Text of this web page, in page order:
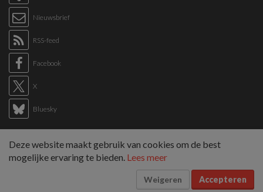
Nieuwsbrief
RSS-feed
Facebook
X
Bluesky
Sitemap
Tags overzicht
Deze website maakt gebruik van cookies om de best
mogelijke ervaring te bieden. Lees meer
Weigeren Accepteren